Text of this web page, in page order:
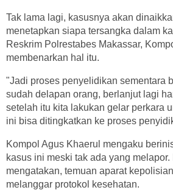
Tak lama lagi, kasusnya akan
menetapkan siapa tersangka dalam
Reskrim Polrestabes Makassar,
membenarkan hal itu.
"Jadi proses penyelidikan sementara
sudah delapan orang, berlanjut lagi
setelah itu kita lakukan gelar perkara
ini bisa ditingkatkan ke proses
Kompol Agus Khaerul mengaku
kasus ini meski tak ada yang
mengatakan, temuan aparat
melanggar protokol kesehatan.